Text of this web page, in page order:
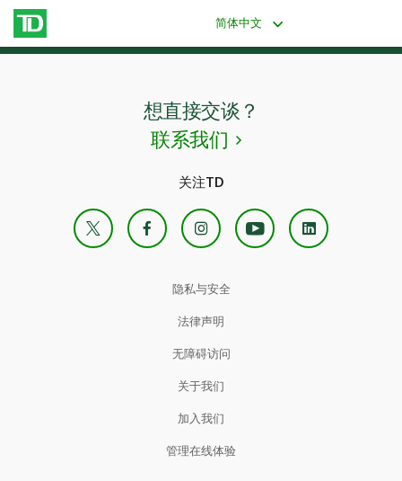
简体中文
想直接交谈？
联系我们
关注TD
X Facebook
Instagram
YouTube
隐私与安全
法律声明
无障碍访问
关于我们
加入我们​​​​​​​
管理在线体验